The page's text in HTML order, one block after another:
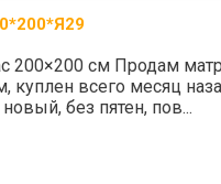
200×200 см Продам
куплен всего месяц
без пятен, пов...